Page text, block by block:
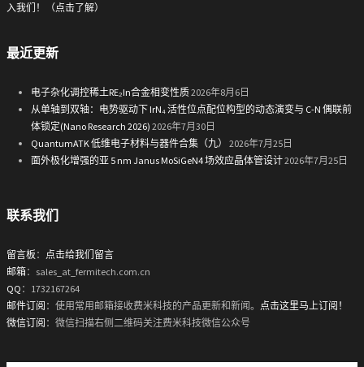
入我们！（点击了解）
最近更新
电子杂化调控稀土RE₂In合金相变性质2026年8月6日
从单轴到双轴：电势驱动下 IrN₄ 活性位点配位构型的动态演变与 C-N 偶联前
体锁定(Nano Research 2026) 2026年7月30日
QuantumATK 低维电子材料与器件合集（九）
2026年7月25日
面外极化增强的亚 5 nm Janus MoSiGeN4 场效应晶体管设计2026年7月25日
联系我们
留言板 ： 点击给我们留言
邮箱：sales_at_fermitech.com.cn
QQ ：1732167264
邮件订阅 ：使用常用邮箱接收费米科技的产品更新和新闻。 点击这里马上订阅！
微信订阅 ：微信扫描右侧二维码关注费米科技微信公众号